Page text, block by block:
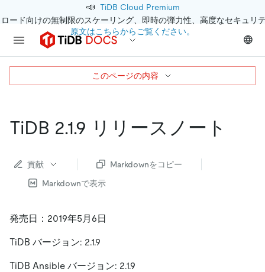
📣 TiDB Cloud Premium
ード向けの無制限のスケーリング、即時の弾力性、高度なセキュリ
原文はこちらからご覧ください。
TiDB 2.1.9 リリースノート
貢献
Markdownをコピー
Markdownで表示
発売日：2019年5月6日
TiDB バージョン: 2.1.9
TiDB Ansible バージョン: 2.1.9
このページの内容